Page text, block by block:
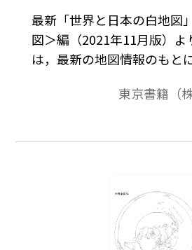
最新「世界と日本の白地図
図＞編（2021年11月版）よ
は，最新の地図情報のもと
ワークシート作成などで，
東京書籍（